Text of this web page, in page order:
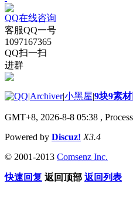
QQ在线咨询
客服QQ一号
1097167365
QQ扫一扫
进群
|Archiver|小黑屋|9块9素
GMT+8, 2026-8-8 05:38 ,
Powered by Discuz! X3.4
© 2001-2013 Comsenz Inc.
快速回复 返回顶部 返回列表